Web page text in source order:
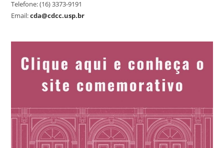
Telefone: (16) 3373-9191
Email:cda@cdcc.usp.br